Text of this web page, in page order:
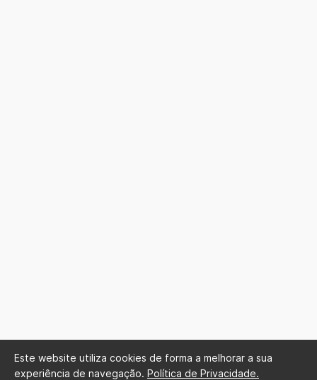
Este website utiliza cookies de forma a melhorar a sua
experiência de navegação. Política de Privacidade.